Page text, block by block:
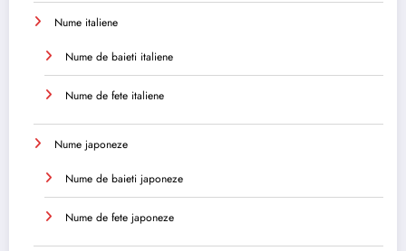
Nume italiene
Nume de baieti italiene
Nume de fete italiene
Nume japoneze
Nume de baieti japoneze
Nume de fete japoneze